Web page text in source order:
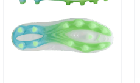
Optionen
können
auf